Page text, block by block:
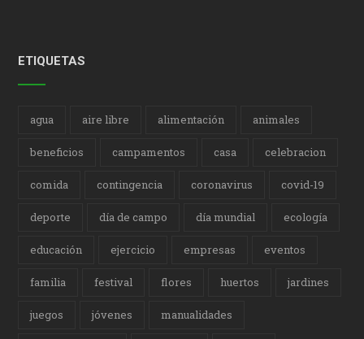
ETIQUETAS
agua aire libre alimentación animales
beneficios campamentos casa celebracion
comida contingencia coronavirus covid-19
deporte día de campo día mundial ecología
educación ejercicio empresas eventos
familia festival flores huertos jardines
juegos jóvenes manualidades